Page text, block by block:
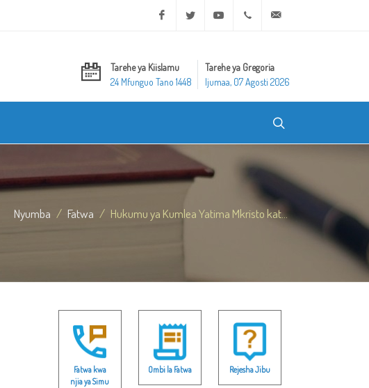
Facebook Twitter Youtube +20 2 25970400
Tarehe ya Kiislamu
24 Mfunguo Tano 1448
Tarehe ya Gregoria
Ijumaa, 07 Agosti 2026
Nyumba Fatwa Hukumu ya Kumlea Yatima Mkristo kat...
Fatwa kwa
njia ya Simu
Ombi la Fatwa Rejesha Jibu